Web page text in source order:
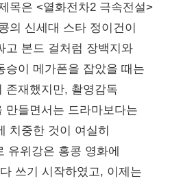
목은 <열화전차2 극속전설>
의 신세대 스타 정이건이
고 본드 걸처럼 장백지와
승이 메가폰을 잡았을 때는
존재했지만, 촬영감독
만들면서는 드라마보다는
치중한 것이 여실히
유위강은 홍콩 영화에
쓰기 시작하였고, 이제는